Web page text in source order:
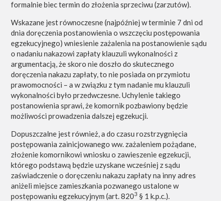
formalnie biec termin do złożenia sprzeciwu (zarzutów).
Wskazane jest równoczesne (najpóźniej w terminie 7 dni od
dnia doręczenia postanowienia o wszczęciu postępowania
egzekucyjnego) wniesienie zażalenia na postanowienie sądu
o nadaniu nakazowi zapłaty klauzuli wykonalności z
argumentacją, że skoro nie doszło do skutecznego
doręczenia nakazu zapłaty, to nie posiada on przymiotu
prawomocności – a w związku z tym nadanie mu klauzuli
wykonalności było przedwczesne. Uchylenie takiego
postanowienia sprawi, że komornik pozbawiony będzie
możliwości prowadzenia dalszej egzekucji.
Dopuszczalne jest również, a do czasu rozstrzygnięcia
postępowania zainicjowanego ww. zażaleniem pożądane,
złożenie komornikowi wniosku o zawieszenie egzekucji,
którego podstawą będzie uzyskane wcześniej z sądu
zaświadczenie o doręczeniu nakazu zapłaty na inny adres
aniżeli miejsce zamieszkania pozwanego ustalone w
postępowaniu egzekucyjnym (art. 8203 § 1 k.p.c.).